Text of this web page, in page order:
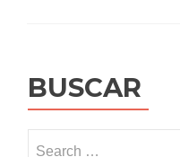
BUSCAR